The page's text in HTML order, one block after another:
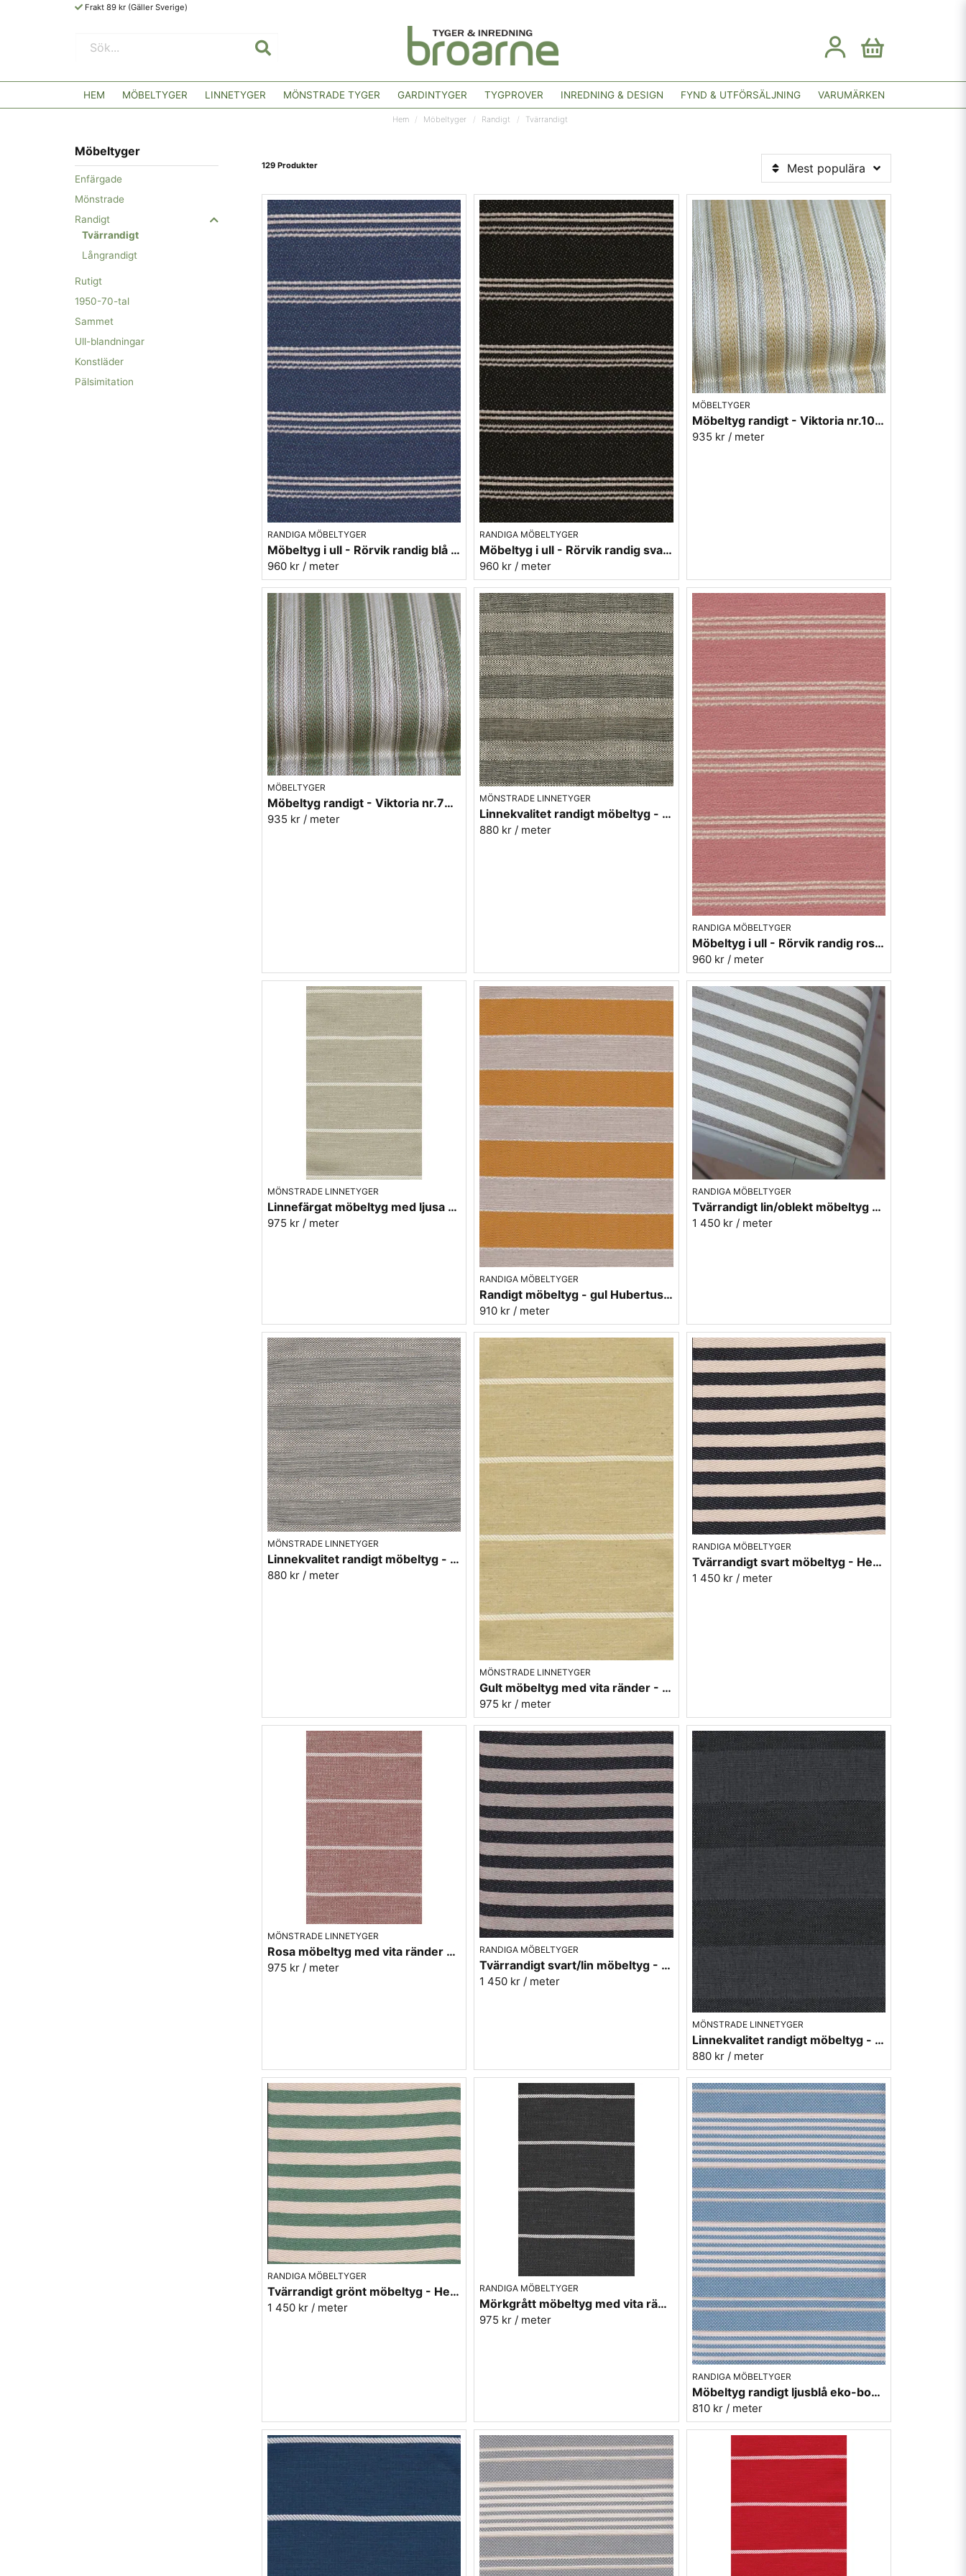
Frakt 89 kr (Gäller Sverige)
HEM MÖBELTYGER LINNETYGER MÖNSTRADE TYGER GARDINTYGER TYGPROVER INREDNING & DESIGN FYND & UTFÖRSÄLJNING VARUMÄRKEN
Hem Möbeltyger Randigt Tvärrandigt
Möbeltyger
Enfärgade
Mönstrade
Randigt
Tvärrandigt
Långrandigt
Rutigt
1950-70-tal
Sammet
Ull-blandningar
Konstläder
Pälsimitation
129 Produkter Mest populära
RANDIGA MÖBELTYGER
Möbeltyg i ull - Rörvik randig blå nr.52 - Berghem
960 kr / meter
RANDIGA MÖBELTYGER
Möbeltyg i ull - Rörvik randig svart nr.98 - Berghem
960 kr / meter
MÖBELTYGER
Möbeltyg randigt - Viktoria nr.10 gul
935 kr / meter
MÖBELTYGER
Möbeltyg randigt - Viktoria nr.70 grön
935 kr / meter
MÖNSTRADE LINNETYGER
Linnekvalitet randigt möbeltyg - svart/oblekt 940926-98 Berghem
880 kr / meter
RANDIGA MÖBELTYGER
Möbeltyg i ull - Rörvik randig rosa nr.28 - Berghem
960 kr / meter
MÖNSTRADE LINNETYGER
Linnefärgat möbeltyg med ljusa ränder - Björkö rand 01
975 kr / meter
RANDIGA MÖBELTYGER
Randigt möbeltyg - gul Hubertus nr.12
910 kr / meter
RANDIGA MÖBELTYGER
Tvärrandigt lin/oblekt möbeltyg - Hedvig rand nr.01
1 450 kr / meter
MÖNSTRADE LINNETYGER
Linnekvalitet randigt möbeltyg - ljusgrå 940926-90 Berghem
880 kr / meter
MÖNSTRADE LINNETYGER
Gult möbeltyg med vita ränder - Björkö rand 10
975 kr / meter
RANDIGA MÖBELTYGER
Tvärrandigt svart möbeltyg - Hedvig rand nr.99
1 450 kr / meter
MÖNSTRADE LINNETYGER
Rosa möbeltyg med vita ränder - Björkö rand 31
975 kr / meter
RANDIGA MÖBELTYGER
Tvärrandigt svart/lin möbeltyg - Hedvig rand nr.98
1 450 kr / meter
MÖNSTRADE LINNETYGER
Linnekvalitet randigt möbeltyg - gråsvart 940928-99 Berghem
880 kr / meter
RANDIGA MÖBELTYGER
Tvärrandigt grönt möbeltyg - Hedvig rand nr.70
1 450 kr / meter
RANDIGA MÖBELTYGER
Mörkgrått möbeltyg med vita ränder - Björkö rand 98
975 kr / meter
RANDIGA MÖBELTYGER
Möbeltyg randigt ljusblå eko-bomull - Petter nr.659
810 kr / meter